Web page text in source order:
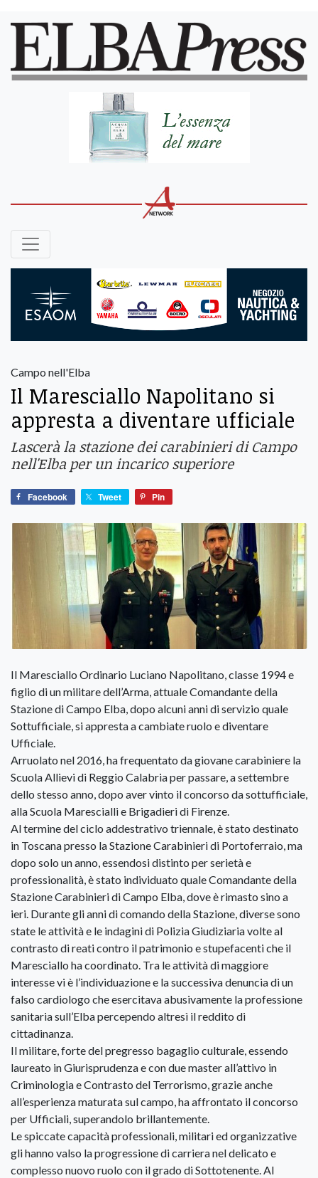
Campo nell'Elba
Il Maresciallo Napolitano si
appresta a diventare ufficiale
Lascerà la stazione dei carabinieri di Campo
nell'Elba per un incarico superiore
Facebook Tweet Pin
Il Maresciallo Ordinario Luciano Napolitano, classe 1994 e
figlio di un militare dell’Arma, attuale Comandante della
Stazione di Campo Elba, dopo alcuni anni di servizio quale
Sottufficiale, si appresta a cambiate ruolo e diventare
Ufficiale.
Arruolato nel 2016, ha frequentato da giovane carabiniere la
Scuola Allievi di Reggio Calabria per passare, a settembre
dello stesso anno, dopo aver vinto il concorso da sottufficiale,
alla Scuola Marescialli e Brigadieri di Firenze.
Al termine del ciclo addestrativo triennale, è stato destinato
in Toscana presso la Stazione Carabinieri di Portoferraio, ma
dopo solo un anno, essendosi distinto per serietà e
professionalità, è stato individuato quale Comandante della
Stazione Carabinieri di Campo Elba, dove è rimasto sino a
ieri. Durante gli anni di comando della Stazione, diverse sono
state le attività e le indagini di Polizia Giudiziaria volte al
contrasto di reati contro il patrimonio e stupefacenti che il
Maresciallo ha coordinato. Tra le attività di maggiore
interesse vi è l’individuazione e la successiva denuncia di un
falso cardiologo che esercitava abusivamente la professione
sanitaria sull’Elba percependo altresì il reddito di
cittadinanza.
Il militare, forte del pregresso bagaglio culturale, essendo
laureato in Giurisprudenza e con due master all’attivo in
Criminologia e Contrasto del Terrorismo, grazie anche
all’esperienza maturata sul campo, ha affrontato il concorso
per Ufficiali, superandolo brillantemente.
Le spiccate capacità professionali, militari ed organizzative
gli hanno valso la progressione di carriera nel delicato e
complesso nuovo ruolo con il grado di Sottotenente. Al